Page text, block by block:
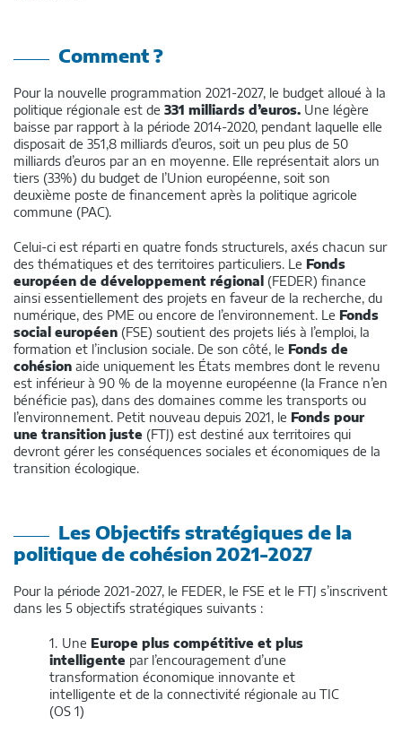
Comment ?
Pour la nouvelle programmation 2021-2027, le budget alloué à la
politique régionale est de 331 milliards d’euros. Une légère
baisse par rapport à la période 2014-2020, pendant laquelle elle
disposait de 351,8 milliards d’euros, soit un peu plus de 50
milliards d’euros par an en moyenne. Elle représentait alors un
tiers (33%) du budget de l’Union européenne, soit son
deuxième poste de financement après la politique agricole
commune (PAC).
Celui-ci est réparti en quatre fonds structurels, axés chacun sur
des thématiques et des territoires particuliers. Le Fonds
européen de développement régional (FEDER) finance
ainsi essentiellement des projets en faveur de la recherche, du
numérique, des PME ou encore de l’environnement. Le Fonds
social européen (FSE) soutient des projets liés à l’emploi, la
formation et l’inclusion sociale. De son côté, le Fonds de
cohésion aide uniquement les États membres dont le revenu
est inférieur à 90 % de la moyenne européenne (la France n’en
bénéficie pas), dans des domaines comme les transports ou
l’environnement. Petit nouveau depuis 2021, le Fonds pour
une transition juste (FTJ) est destiné aux territoires qui
devront gérer les conséquences sociales et économiques de la
transition écologique.
Les Objectifs stratégiques de la
politique de cohésion 2021-2027
Pour la période 2021-2027, le FEDER, le FSE et le FTJ s’inscrivent
dans les 5 objectifs stratégiques suivants :
Une Europe plus compétitive et plus
intelligente par l’encouragement d’une
transformation économique innovante et
intelligente et de la connectivité régionale au TIC
(OS 1)